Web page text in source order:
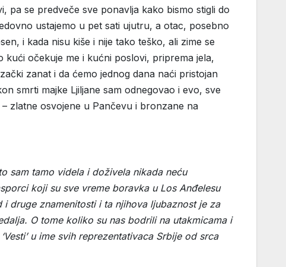
pa se predveče sve ponavlja kako bismo stigli do
ustajemo u pet sati ujutru, a otac, posebno
i kada nisu kiše i nije tako teško, ali zime se
kući očekuje me i kućni poslovi, priprema jela,
zanat i da ćemo jednog dana naći pristojan
smrti majke Ljiljane sam odnegovao i evo, sve
zlatne osvojene u Pančevu i bronzane na
sam tamo videla i doživela nikada neću
koji su sve vreme boravka u Los Anđelesu
druge znamenitosti i ta njihova ljubaznost je za
O tome koliko su nas bodrili na utakmicama i
u ime svih reprezentativaca Srbije od srca